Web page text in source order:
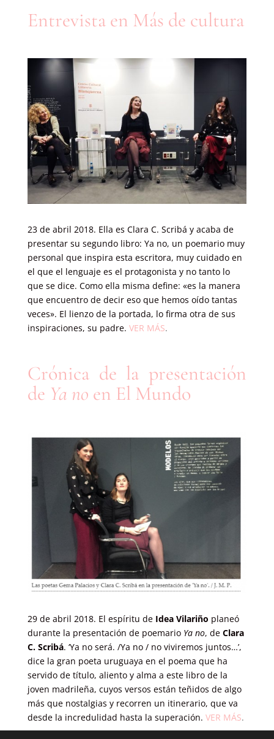
Entrevista en Más de cultura
23 de abril 2018. Ella es Clara C. Scribá y acaba de
presentar su segundo libro: Ya no, un poemario muy
personal que inspira esta escritora, muy cuidado en
el que el lenguaje es el protagonista y no tanto lo
que se dice. Como ella misma define: «es la manera
que encuentro de decir eso que hemos oído tantas
veces». El lienzo de la portada, lo firma otra de sus
inspiraciones, su padre. VER MÁS.
Crónica de la presentación
de Ya no en El Mundo
29 de abril 2018. El espíritu de Idea Vilariño planeó
durante la presentación de poemario Ya no, de Clara
C. Scribá. ‘Ya no será. /Ya no / no viviremos juntos…’,
dice la gran poeta uruguaya en el poema que ha
servido de título, aliento y alma a este libro de la
joven madrileña, cuyos versos están teñidos de algo
más que nostalgias y recorren un itinerario, que va
desde la incredulidad hasta la superación. VER MÁS.